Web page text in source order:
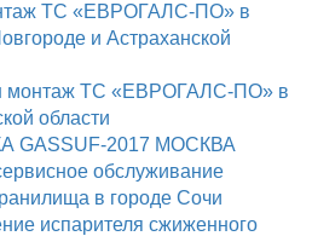
ТС «ЕВРОГАЛС-ПО» в
и Астраханской
монтаж ТС «ЕВРОГАЛС-ПО» в
области
GASSUF-2017 МОСКВА
обслуживание
в городе Сочи
испарителя сжиженного